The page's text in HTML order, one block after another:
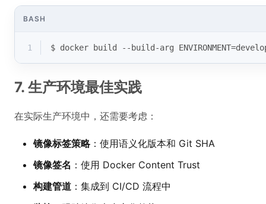
BASH
1 $ docker build --build-arg
7. 生产环境最佳实践
在实际生产环境中，还需要考虑：
镜像标签策略：使用语义化版本和 Git SHA
镜像签名 ：使用 Docker Content Trust
构建管道 ：集成到 CI/CD 流程中